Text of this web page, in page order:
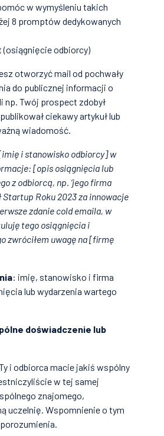
w wymyśleniu takich
8 promptów dedykowanych
odbiorcy)
otworzyć mail od pochwały
do publicznej informacji o
np. Twój prospect zdobył
ciekawy artykuł lub
wiadomość.
i stanowisko odbiorcy] w
[opis osiągnięcia lub
z odbiorcą, np. ‘jego firma
Startup Roku 2023 za innowacje
zdanie cold emaila, w
tego osiągnięcia i
zwróciłem uwagę na [firmę
: imię, stanowisko i firma
lub wydarzenia wartego
doświadczenie lub
i odbiorca macie jakiś wspólny
w tej samej
znajomego,
uczelnię. Wspomnienie o tym